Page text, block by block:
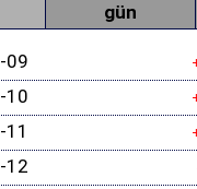
gün
09
10
12